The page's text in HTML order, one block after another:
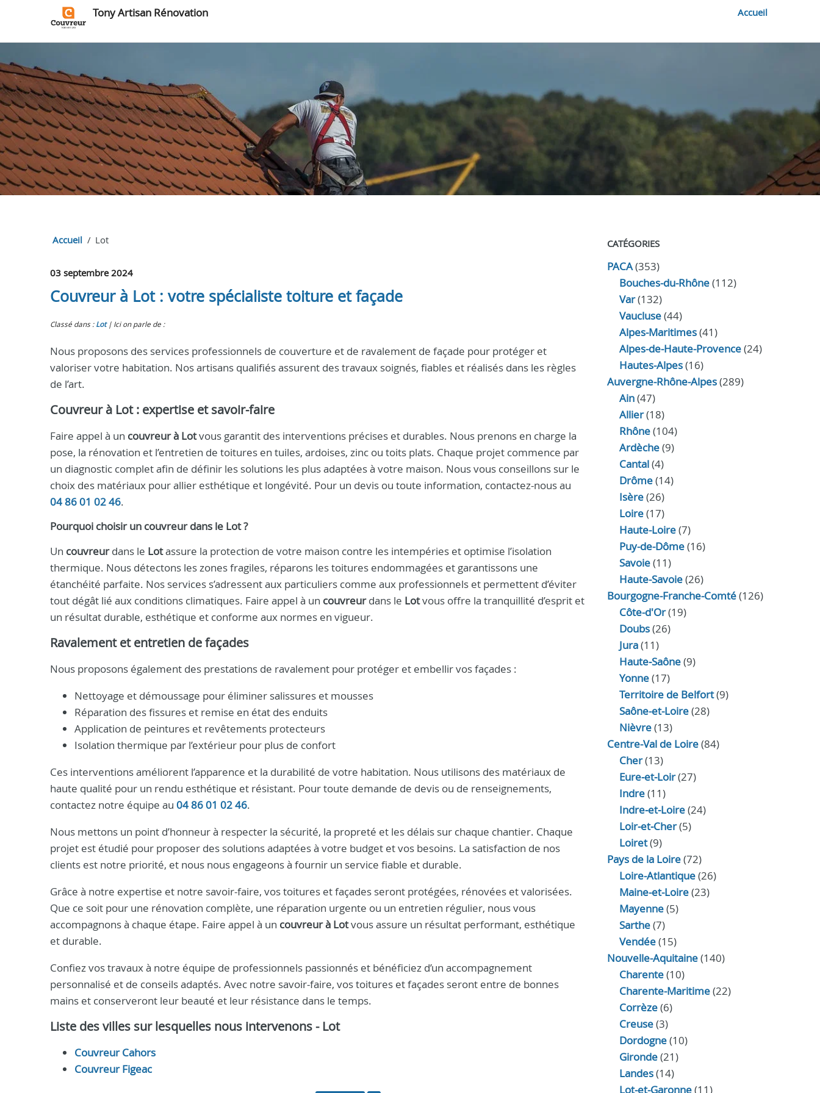
Tony Artisan Rénovation Accueil
Accueil Lot
03 septembre 2024
Couvreur à Lot : votre spécialiste toiture et façade
Classé dans : Lot Ici on parle de :
Nous proposons des services professionnels de couverture et de ravalement de façade pour protéger et
valoriser votre habitation. Nos artisans qualifiés assurent des travaux soignés, fiables et réalisés dans les règles
de l’art.
Couvreur à Lot: expertise et savoir-faire
Faire appel à un couvreur à Lotvous garantit des interventions précises et durables. Nous prenons en charge la
pose, la rénovation et l’entretien de toitures en tuiles, ardoises, zinc ou toits plats. Chaque projet commence par
un diagnostic complet afin de définir les solutions les plus adaptées à votre maison. Nous vous conseillons sur le
choix des matériaux pour allier esthétique et longévité. Pour un devis ou toute information, contactez-nous au
04 86 01 02 46.
Pourquoi choisir un couvreurdans le Lot?
Un couvreurdans le Lotassure la protection de votre maison contre les intempéries et optimise l’isolation
thermique. Nous détectons les zones fragiles, réparons les toitures endommagées et garantissons une
étanchéité parfaite. Nos services s’adressent aux particuliers comme aux professionnels et permettent d’éviter
tout dégât lié aux conditions climatiques. Faire appel à un couvreurdans le Lotvous offre la tranquillité d’esprit et
un résultat durable, esthétique et conforme aux normes en vigueur.
Ravalement et entretien de façades
Nous proposons également des prestations de ravalement pour protéger et embellir vos façades :
Nettoyage et démoussage pour éliminer salissures et mousses
Réparation des fissures et remise en état des enduits
Application de peintures et revêtements protecteurs
Isolation thermique par l’extérieur pour plus de confort
Ces interventions améliorent l’apparence et la durabilité de votre habitation. Nous utilisons des matériaux de
haute qualité pour un rendu esthétique et résistant. Pour toute demande de devis ou de renseignements,
contactez notre équipe au 04 86 01 02 46.
Nous mettons un point d’honneur à respecter la sécurité, la propreté et les délais sur chaque chantier. Chaque
projet est étudié pour proposer des solutions adaptées à votre budget et vos besoins. La satisfaction de nos
clients est notre priorité, et nous nous engageons à fournir un service fiable et durable.
Grâce à notre expertise et notre savoir-faire, vos toitures et façades seront protégées, rénovées et valorisées.
Que ce soit pour une rénovation complète, une réparation urgente ou un entretien régulier, nous vous
accompagnons à chaque étape. Faire appel à un couvreur à Lotvous assure un résultat performant, esthétique
et durable.
Confiez vos travaux à notre équipe de professionnels passionnés et bénéficiez d’un accompagnement
personnalisé et de conseils adaptés. Avec notre savoir-faire, vos toitures et façades seront entre de bonnes
mains et conserveront leur beauté et leur résistance dans le temps.
Liste des villes sur lesquelles nous intervenons - Lot
Couvreur Cahors
Couvreur Figeac
CATÉGORIES
PACA(353)
Bouches-du-Rhône(112)
Var(132)
Vaucluse(44)
Alpes-Maritimes(41)
Alpes-de-Haute-Provence(24)
Hautes-Alpes(16)
Auvergne-Rhône-Alpes(289)
Ain(47)
Allier(18)
Rhône(104)
Ardèche(9)
Cantal(4)
Drôme(14)
Isère(26)
Loire(17)
Haute-Loire(7)
Puy-de-Dôme(16)
Savoie(11)
Haute-Savoie(26)
Bourgogne-Franche-Comté(126)
Côte-d'Or(19)
Doubs(26)
Jura(11)
Haute‑Saône(9)
Yonne(17)
Territoire de Belfort(9)
Saône-et-Loire(28)
Nièvre(13)
Centre-Val de Loire(84)
Cher(13)
Eure‑et‑Loir(27)
Indre(11)
Indre‑et‑Loire(24)
Loir‑et‑Cher(5)
Loiret(9)
Pays de la Loire(72)
Loire-Atlantique(26)
Maine-et-Loire(23)
Mayenne(5)
Sarthe(7)
Vendée(15)
Nouvelle-Aquitaine(140)
Charente(10)
Charente-Maritime(22)
Corrèze(6)
Creuse(3)
Dordogne(10)
Gironde(21)
Landes(14)
Lot-et-Garonne(11)